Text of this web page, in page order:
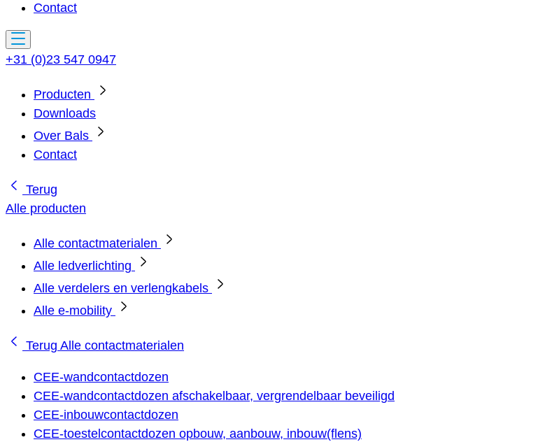
Contact
+31 (0)23 547 0947
Producten
Downloads
Over Bals
Contact
Terug
Alle producten
Alle contactmaterialen
Alle ledverlichting
Alle verdelers en verlengkabels
Alle e-mobility
Terug Alle contactmaterialen
CEE-wandcontactdozen
CEE-wandcontactdozen afschakelbaar, vergrendelbaar beveiligd
CEE-inbouwcontactdozen
CEE-toestelcontactdozen opbouw, aanbouw, inbouw(flens)